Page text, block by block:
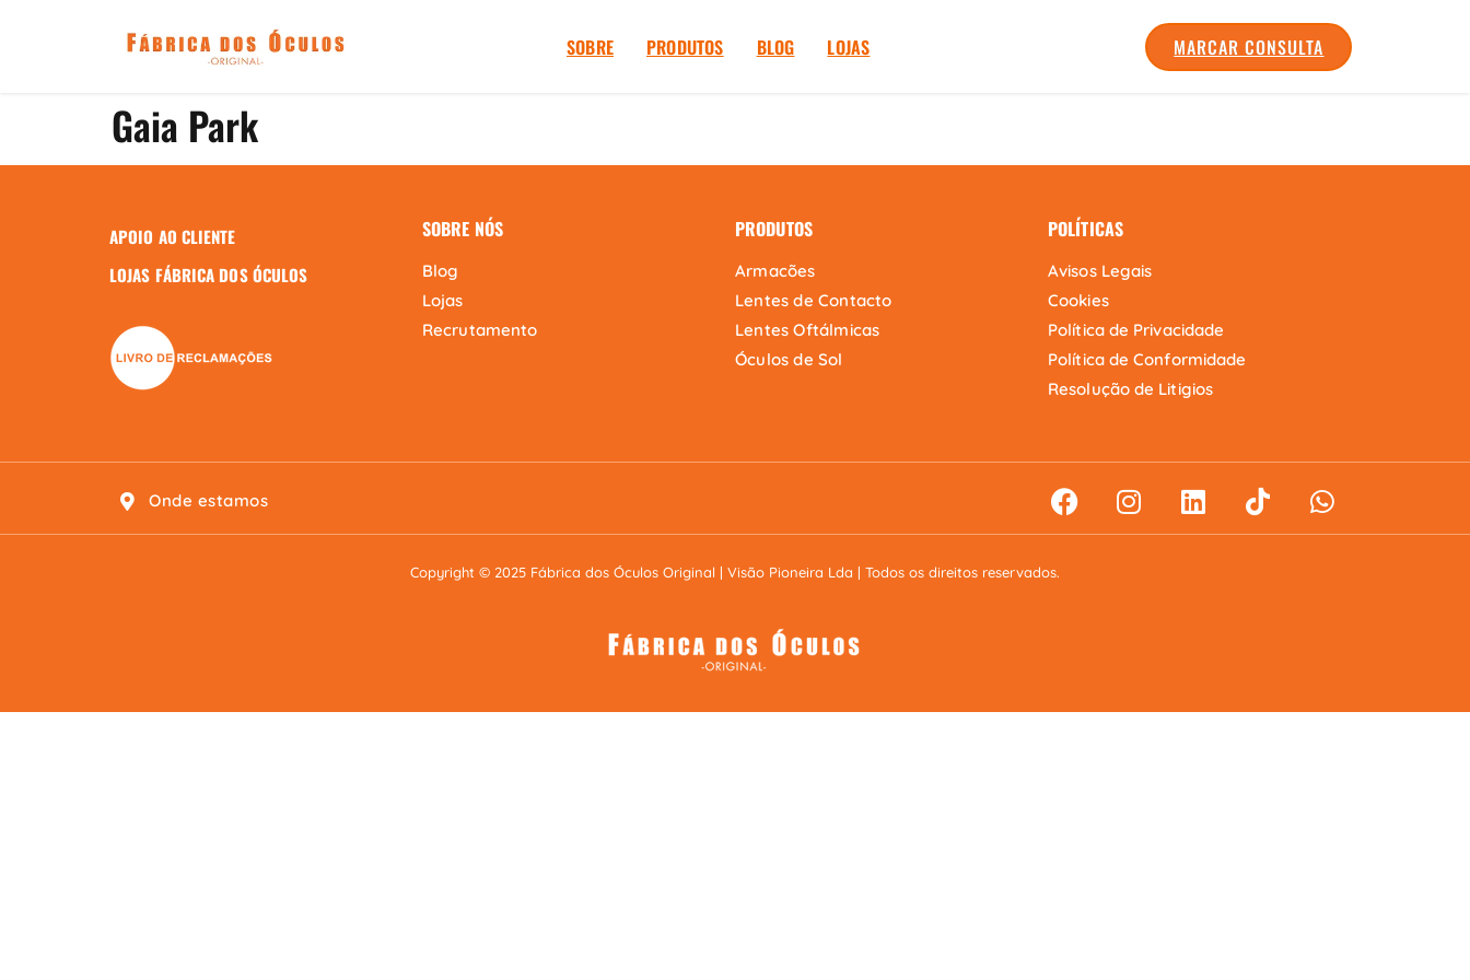
SOBRE PRODUTOS BLOG LOJAS MARCAR CONSULTA
Gaia Park
APOIO AO CLIENTE
LOJAS FÁBRICA DOS ÓCULOS
SOBRE NÓS
Blog
Lojas
Recrutamento
PRODUTOS
Armacões
Lentes de Contacto
Lentes Oftálmicas
Óculos de Sol
POLÍTICAS
Avisos Legais
Cookies
Política de Privacidade
Política de Conformidade
Resolução de Litigios
Onde estamos
Copyright © 2025 Fábrica dos Óculos Original | Visão Pioneira Lda | Todos os direitos reservados.